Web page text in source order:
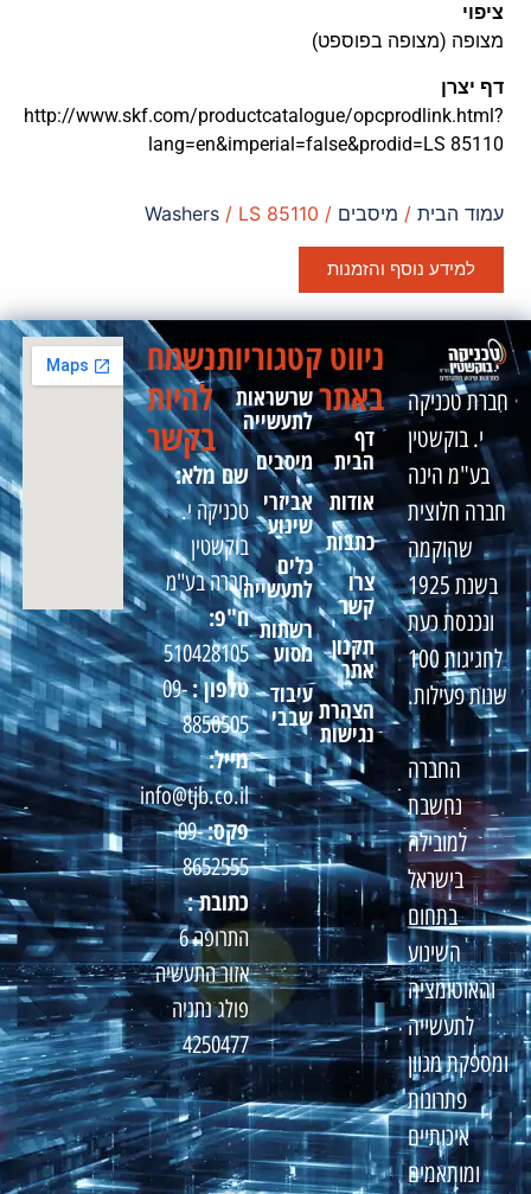
ציפוי
מצופה (מצופה בפוספט)
דף יצרן
http://www.skf.com/productcatalogue/opcprodlink.html?
lang=en&imperial=false&prodid=LS 85110
עמוד הבית / מיסבים /
Washers/ LS 85110
למידע נוסף והזמנות
חברת טכניקה
י. בוקשטין
בע"מ הינה
חברה חלוצית
שהוקמה
בשנת 1925
ונכנסת כעת
לחגיגות 100
שנות פעילות.
החברה
נחשבת
למובילה
בישראל
בתחום
השינוע
והאוטומציה
לתעשייה
ומספקת מגוון
פתרונות
איכותיים
ומותאמים
ניווט
באתר
דף
הבית
אודות
כתבות
צרו
קשר
תקנון
אתר
הצהרת
נגישות
קטגוריות
שרשראות
לתעשייה
מיסבים
אביזרי
שינוע
כלים
לתעשייה
רשתות
מסוע
עיבוד
שבבי
נשמח
להיות
בקשר
שם מלא:
טכניקה י.
בוקשטין
חברה בע"מ
ח"פ:
510428105
טלפון :09-
8850505
מייל:
info@tjb.co.il
פקס:09-
8652555
כתובת :
התרופה 6
אזור התעשיה
פולג נתניה
4250477